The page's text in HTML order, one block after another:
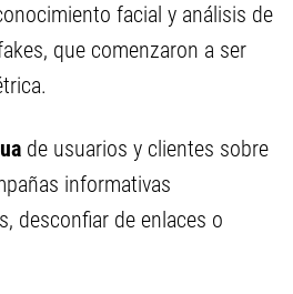
facial y análisis de
que comenzaron a ser
de usuarios y clientes sobre
informativas
desconfiar de enlaces o